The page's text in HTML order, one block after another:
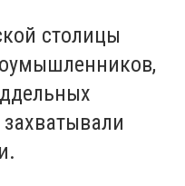
столицы